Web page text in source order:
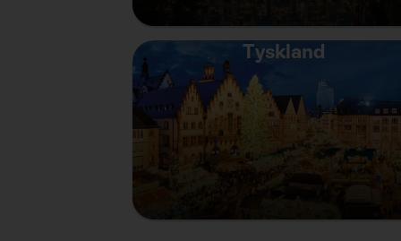
Tyskland